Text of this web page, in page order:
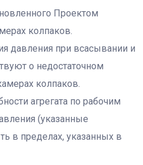
Проектом
колпаков.
давления при всасывании и
о недостаточном
колпаков.
агрегата по рабочим
(указанные
в пределах, указанных в